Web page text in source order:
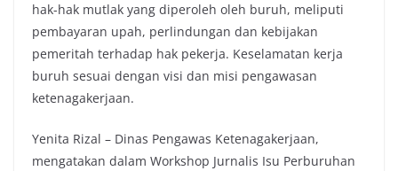
hak-hak mutlak yang diperoleh oleh buruh, meliputi
pembayaran upah, perlindungan dan kebijakan
pemeritah terhadap hak pekerja. Keselamatan kerja
buruh sesuai dengan visi dan misi pengawasan
ketenagakerjaan.
Yenita Rizal – Dinas Pengawas Ketenagakerjaan,
mengatakan dalam Workshop Jurnalis Isu Perburuhan